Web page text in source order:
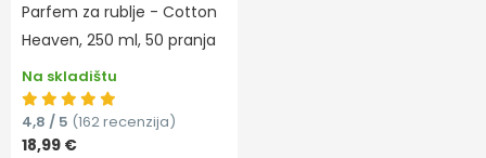
Parfem za rublje - Cotton
Heaven, 250 ml, 50 pranja
Na skladištu
4,8 / 5 (162 recenzija)
18,99 €